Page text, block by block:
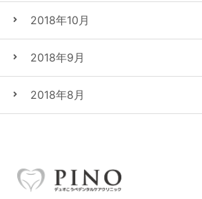
2018年10月
2018年9月
2018年8月